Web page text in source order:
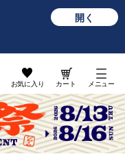
開く
お気に入り カート メニュー